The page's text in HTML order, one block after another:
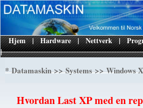
|
Hjem | Hardware | Nettverk |
*Datamaskin>>Systems>>Windows
Hvordan Last XP med en